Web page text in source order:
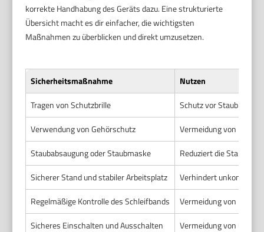
korrekte Handhabung des Geräts dazu. Eine strukturierte
Übersicht macht es dir einfacher, die wichtigsten
Maßnahmen zu überblicken und direkt umzusetzen.
Sicherheitsmaßnahme
Nutzen
Tragen von Schutzbrille
Schutz vor Staub und
Verwendung von Gehörschutz
Vermeidung von
Staubabsaugung oder Staubmaske
Reduziert die
Sicherer Stand und stabiler Arbeitsplatz
Verhindert
Regelmäßige Kontrolle des Schleifbands
Vermeidung von
Sicheres Einschalten und Ausschalten
Vermeidung von